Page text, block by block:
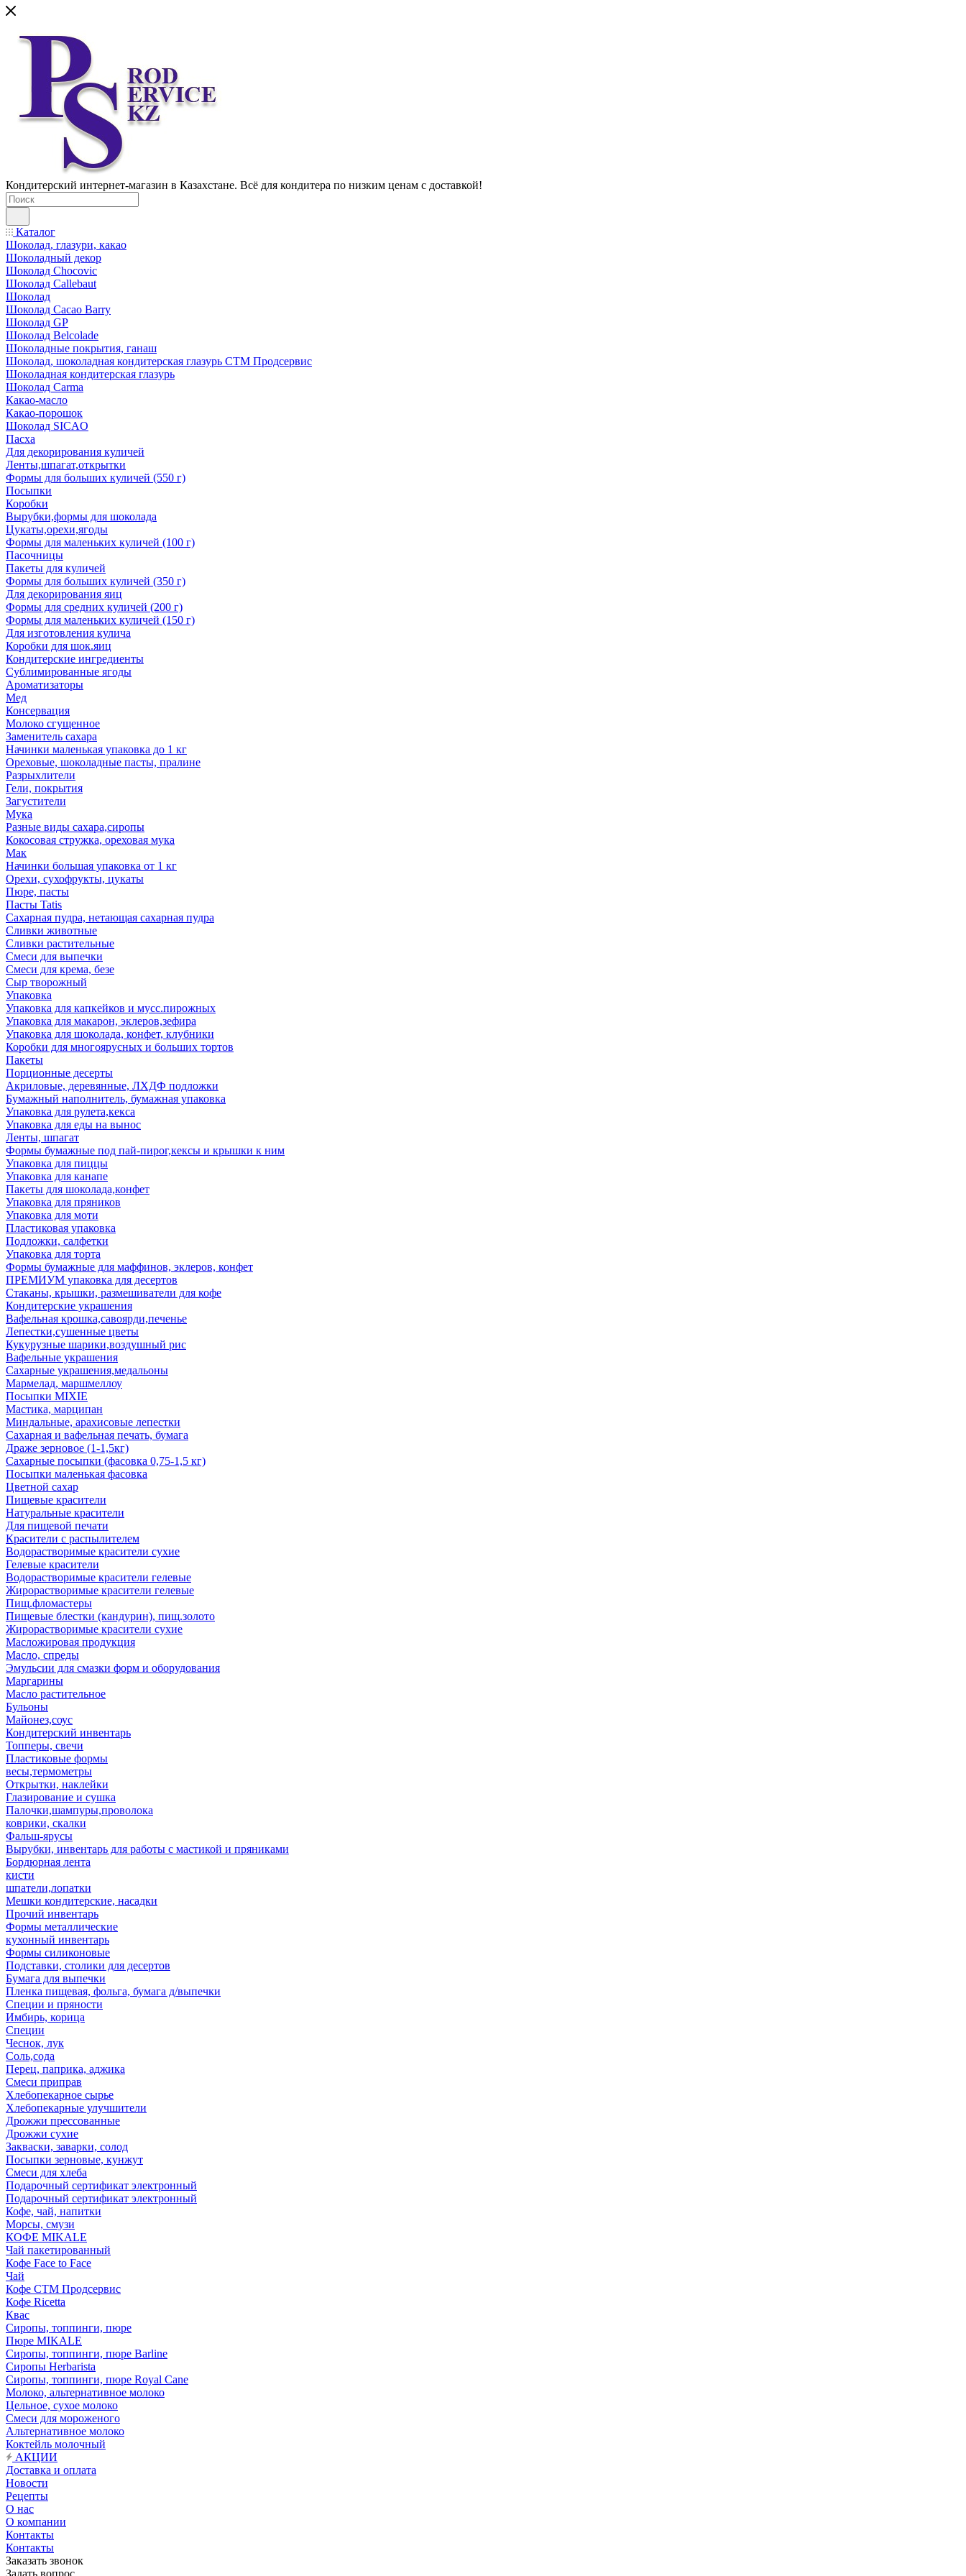
Кондитерский интернет-магазин в Казахстане. Всё для кондитера по низким ценам с доставкой!
Каталог
Шоколад, глазури, какао
Шоколадный декор
Шоколад Chocovic
Шоколад Callebaut
Шоколад
Шоколад Cacao Barry
Шоколад GP
Шоколад Belcolade
Шоколадные покрытия, ганаш
Шоколад, шоколадная кондитерская глазурь СТМ Продсервис
Шоколадная кондитерская глазурь
Шоколад Carma
Какао-масло
Какао-порошок
Шоколад SICAO
Пасха
Для декорирования куличей
Ленты,шпагат,открытки
Формы для больших куличей (550 г)
Посыпки
Коробки
Вырубки,формы для шоколада
Цукаты,орехи,ягоды
Формы для маленьких куличей (100 г)
Пасочницы
Пакеты для куличей
Формы для больших куличей (350 г)
Для декорирования яиц
Формы для средних куличей (200 г)
Формы для маленьких куличей (150 г)
Для изготовления кулича
Коробки для шок.яиц
Кондитерские ингредиенты
Сублимированные ягоды
Ароматизаторы
Мед
Консервация
Молоко сгущенное
Заменитель сахара
Начинки маленькая упаковка до 1 кг
Ореховые, шоколадные пасты, пралине
Разрыхлители
Гели, покрытия
Загустители
Мука
Разные виды сахара,сиропы
Кокосовая стружка, ореховая мука
Мак
Начинки большая упаковка от 1 кг
Орехи, сухофрукты, цукаты
Пюре, пасты
Пасты Tatis
Сахарная пудра, нетающая сахарная пудра
Сливки животные
Сливки растительные
Смеси для выпечки
Смеси для крема, безе
Сыр творожный
Упаковка
Упаковка для капкейков и мусс.пирожных
Упаковка для макарон, эклеров,зефира
Упаковка для шоколада, конфет, клубники
Коробки для многоярусных и больших тортов
Пакеты
Порционные десерты
Акриловые, деревянные, ЛХДФ подложки
Бумажный наполнитель, бумажная упаковка
Упаковка для рулета,кекса
Упаковка для еды на вынос
Ленты, шпагат
Формы бумажные под пай-пирог,кексы и крышки к ним
Упаковка для пиццы
Упаковка для канапе
Пакеты для шоколада,конфет
Упаковка для пряников
Упаковка для моти
Пластиковая упаковка
Подложки, салфетки
Упаковка для торта
Формы бумажные для маффинов, эклеров, конфет
ПРЕМИУМ упаковка для десертов
Стаканы, крышки, размешиватели для кофе
Кондитерские украшения
Вафельная крошка,савоярди,печенье
Лепестки,сушенные цветы
Кукурузные шарики,воздушный рис
Вафельные украшения
Сахарные украшения,медальоны
Мармелад, маршмеллоу
Посыпки MIXIE
Мастика, марципан
Миндальные, арахисовые лепестки
Сахарная и вафельная печать, бумага
Драже зерновое (1-1,5кг)
Сахарные посыпки (фасовка 0,75-1,5 кг)
Посыпки маленькая фасовка
Цветной сахар
Пищевые красители
Натуральные красители
Для пищевой печати
Красители с распылителем
Водорастворимые красители сухие
Гелевые красители
Водорастворимые красители гелевые
Жирорастворимые красители гелевые
Пищ.фломастеры
Пищевые блестки (кандурин), пищ.золото
Жирорастворимые красители сухие
Масложировая продукция
Масло, спреды
Эмульсии для смазки форм и оборудования
Маргарины
Масло растительное
Бульоны
Майонез,соус
Кондитерский инвентарь
Топперы, свечи
Пластиковые формы
весы,термометры
Открытки, наклейки
Глазирование и сушка
Палочки,шампуры,проволока
коврики, скалки
Фальш-ярусы
Вырубки, инвентарь для работы с мастикой и пряниками
Бордюрная лента
кисти
шпатели,лопатки
Мешки кондитерские, насадки
Прочий инвентарь
Формы металлические
кухонный инвентарь
Формы силиконовые
Подставки, столики для десертов
Бумага для выпечки
Пленка пищевая, фольга, бумага д/выпечки
Специи и пряности
Имбирь, корица
Специи
Чеснок, лук
Соль,сода
Перец, паприка, аджика
Смеси приправ
Хлебопекарное сырье
Хлебопекарные улучшители
Дрожжи прессованные
Дрожжи сухие
Закваски, заварки, солод
Посыпки зерновые, кунжут
Смеси для хлеба
Подарочный сертификат электронный
Подарочный сертификат электронный
Кофе, чай, напитки
Морсы, смузи
КОФЕ MIKALE
Чай пакетированный
Кофе Face to Face
Чай
Кофе СТМ Продсервис
Кофе Ricetta
Квас
Сиропы, топпинги, пюре
Пюре MIKALE
Сиропы, топпинги, пюре Barline
Сиропы Herbarista
Сиропы, топпинги, пюре Royal Cane
Молоко, альтернативное молоко
Цельное, сухое молоко
Смеси для мороженого
Альтернативное молоко
Коктейль молочный
АКЦИИ
Доставка и оплата
Новости
Рецепты
О нас
О компании
Контакты
Контакты
Заказать звонок
Задать вопрос